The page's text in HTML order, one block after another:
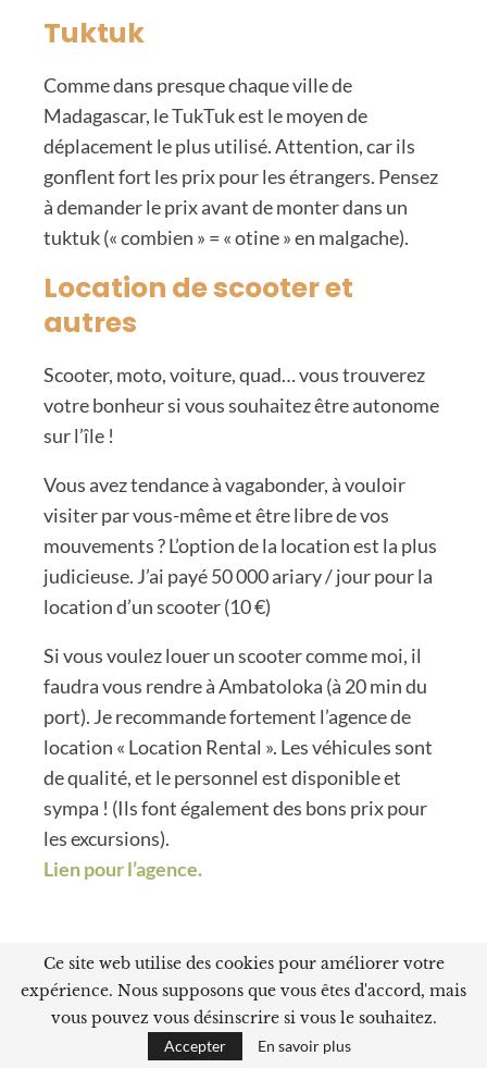
Tuktuk
Comme dans presque chaque ville de
Madagascar, le TukTuk est le moyen de
déplacement le plus utilisé. Attention, car ils
gonflent fort les prix pour les étrangers. Pensez
à demander le prix avant de monter dans un
tuktuk (« combien » = « otine » en malgache).
Location de scooter et
autres
Scooter, moto, voiture, quad… vous trouverez
votre bonheur si vous souhaitez être autonome
sur l’île !
Vous avez tendance à vagabonder, à vouloir
visiter par vous-même et être libre de vos
mouvements ? L’option de la location est la plus
judicieuse. J’ai payé 50 000 ariary / jour pour la
location d’un scooter (10 €)
Si vous voulez louer un scooter comme moi, il
faudra vous rendre à Ambatoloka (à 20 min du
port). Je recommande fortement l’agence de
location « Location Rental ». Les véhicules sont
de qualité, et le personnel est disponible et
sympa ! (Ils font également des bons prix pour
les excursions).
Lien pour l’agence.
Ce site web utilise des cookies pour améliorer votre
expérience. Nous supposons que vous êtes d'accord, mais
vous pouvez vous désinscrire si vous le souhaitez.
Accepter En savoir plus